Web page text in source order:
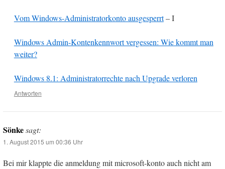
Vom Windows-Administratorkonto ausgesperrt– I
Windows Admin-Kontenkennwort vergessen: Wie kommt man
weiter?
Windows 8.1: Administratorrechte nach Upgrade verloren
Antworten
Sönkesagt:
1. August 2015 um 00:36 Uhr
Bei mir klappte die anmeldung mit microsoft-konto auch nicht am